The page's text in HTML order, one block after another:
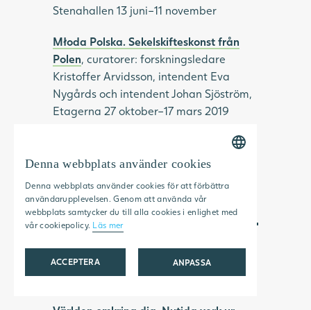
Stenahallen 13 juni–11 november
Młoda Polska. Sekelskifteskonst från
Polen, curatorer: forskningsledare
Kristoffer Arvidsson, intendent Eva
Nygårds och intendent Johan Sjöström,
Etagerna 27 oktober–17 mars 2019
Sten A Olssons Kulturstipendium 2018,
curator: intendent Johan Sjöström
2019
augusti Curator: intendent Johan
Sjöström
SWEDISH
ENGLISH
Denna webbplats använder cookies
Denna webbplats använder cookies för att förbättra
användarupplevelsen. Genom att använda vår
webbplats samtycker du till alla cookies i enlighet med
vår cookiepolicy. Läs mer
ACCEPTERA ANPASSA